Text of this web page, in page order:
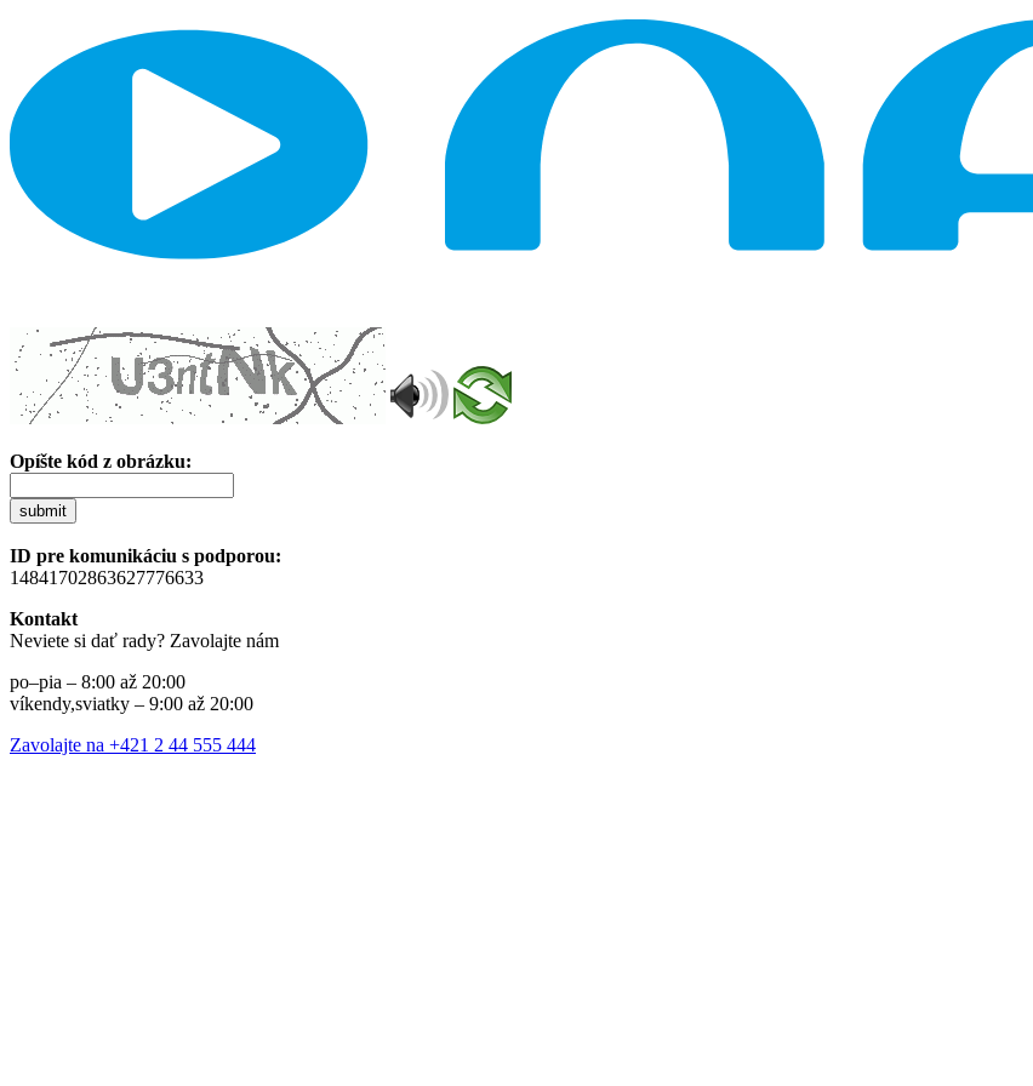
Opíšte kód z obrázku:
submit
ID pre komunikáciu s podporou:
14841702863627776633
Kontakt
Neviete si dať rady? Zavolajte nám
po–pia – 8:00 až 20:00
víkendy,sviatky – 9:00 až 20:00
Zavolajte na +421 2 44 555 444